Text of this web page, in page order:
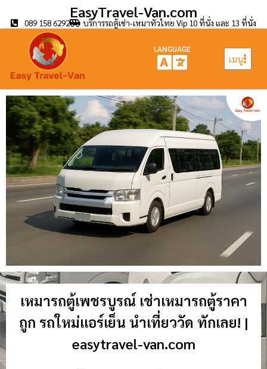
EasyTravel-Van.com
089 158 6292 บริการรถตู้เช่า-เหมาทั่วไทย Vip 10 ที่นั่ง และ 13 ที่นั่ง
เมนู
LANGUAGE
เหมารถตู้เพชรบูรณ์ เช่าเหมารถตู้ราคา
ถูก รถใหม่แอร์เย็น นำเที่ยววัด ทักเลย! |
easytravel-van.com